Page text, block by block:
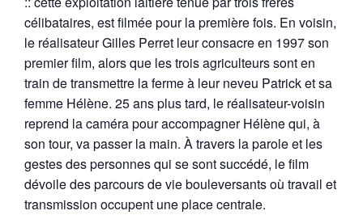
célibataires, est filmée pour la première fois. En voisin,
le réalisateur Gilles Perret leur consacre en 1997 son
premier film, alors que les trois agriculteurs sont en
train de transmettre la ferme à leur neveu Patrick et sa
femme Hélène. 25 ans plus tard, le réalisateur-voisin
reprend la caméra pour accompagner Hélène qui, à
son tour, va passer la main. À travers la parole et les
gestes des personnes qui se sont succédé, le film
dévoile des parcours de vie bouleversants où travail et
transmission occupent une place centrale.